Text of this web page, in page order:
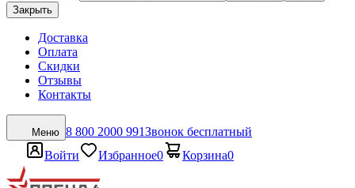
Закрыть
Доставка
Оплата
Скидки
Отзывы
Контакты
Меню 8 800 2000 991Звонок бесплатный
Войти
Избранное0 Корзина0